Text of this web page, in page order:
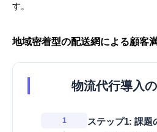
す。
地域密着型の配送網による顧客
物流代行導入
1 ステップ1: 課題